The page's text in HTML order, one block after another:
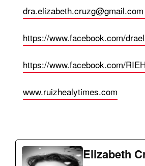
dra.elizabeth.cruzg@gmail.com
https://www.facebook.com/
https://www.facebook.com/
www.ruizhealytimes.com
Elizabeth